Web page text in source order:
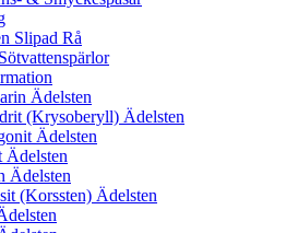
Slipad Rå
Ädelsten
(Krysoberyll) Ädelsten
Ädelsten
Ädelsten
Ädelsten
(Korssten) Ädelsten